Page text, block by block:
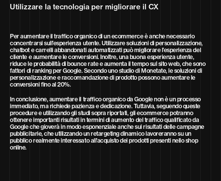
Utilizzare la tecnologia per migliorare il CX
Per aumentare il traffico organico di un ecommerce è anche necessario
concentrarsi sull’esperienza utente. Utilizzare soluzioni di personalizzazione,
chatbot e carrelli abbandonati automatizzati può migliorare l’esperienza del
cliente e aumentare le conversioni. Inoltre, una buona esperienza utente,
riduce le probabilità di bounce rate e aumenta il tempo sul sito web, che sono
fattori di ranking per Google. Secondo uno studio di Monetate, le soluzioni di
personalizzazione e raccomandazione di prodotto possono aumentare le
conversioni fino al 20%.
In conclusione, aumentare il traffico organico da Google non è un processo
immediato, ma richiede pazienza e dedicazione. Tuttavia, seguendo queste
procedure e utilizzando gli studi sopra riportati, gli ecommerce potranno
ottenere importanti risultati in termini di aumento del traffico qualificato da
Google che gioverà in modo esponenziale anche sui risultati delle campagne
pubblicitarie, che utilizzando un retargeting dinamico lavoreranno su un
pubblico realmente interessato all’acquisto dei prodotti presenti nello shop
online.